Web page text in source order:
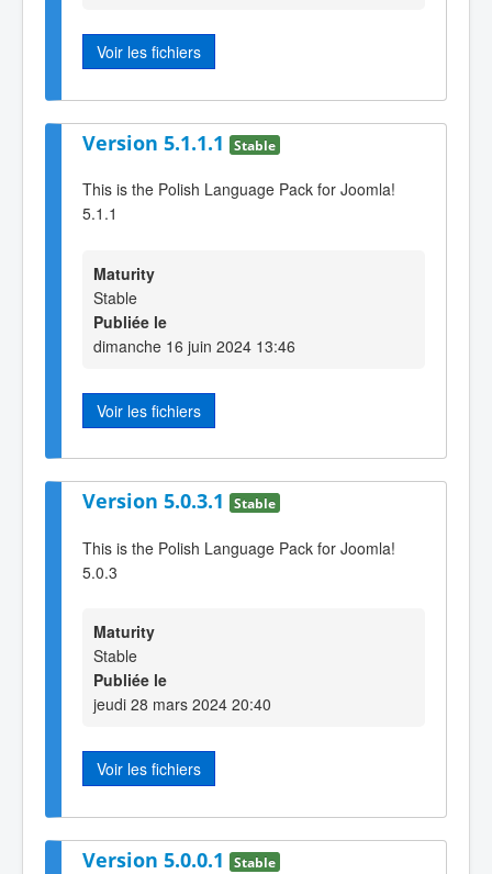
Voir les fichiers
Version 5.1.1.1 Stable
This is the Polish Language Pack for Joomla!
5.1.1
Maturity
Stable
Publiée le
dimanche 16 juin 2024 13:46
Voir les fichiers
Version 5.0.3.1 Stable
This is the Polish Language Pack for Joomla!
5.0.3
Maturity
Stable
Publiée le
jeudi 28 mars 2024 20:40
Voir les fichiers
Version 5.0.0.1 Stable